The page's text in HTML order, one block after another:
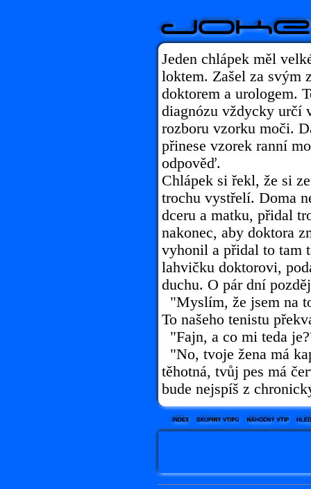
Jeden chlápek měl
loktem. Zašel za svým
doktorem a urologem.
diagnózu vždycky určí
rozboru vzorku moči.
přinese vzorek ranní
odpověď.
Chlápek si řekl, že si
trochu vystřelí. Doma
dceru a matku, přidal
nakonec, aby doktora
vyhonil a přidal to tam
lahvičku doktorovi,
duchu. O pár dní
"Myslím, že jsem na
To našeho tenistu
"Fajn, a co mi teda
"No, tvoje žena má
těhotná, tvůj pes má
bude nejspíš z